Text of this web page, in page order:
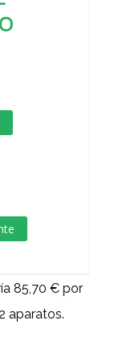
85,70 € por
aparatos.